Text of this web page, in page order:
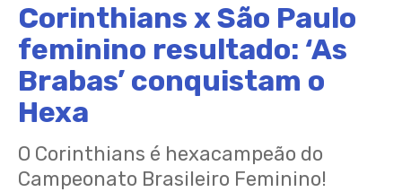
Corinthians x São Paulo
feminino resultado: ‘As
Brabas’ conquistam o
Hexa
O Corinthians é hexacampeão do
Campeonato Brasileiro Feminino!